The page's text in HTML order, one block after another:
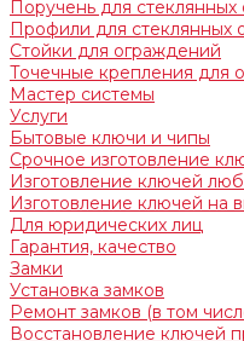
Поручень для
Профили для стеклянных
Стойки для ограждений
Точечные крепления для
Мастер системы
Услуги
Бытовые ключи и чипы
Срочное изготовление
Изготовление ключей
Изготовление ключей на
Для юридических лиц
Гарантия, качество
Замки
Установка замков
Ремонт замков (в том
Восстановление ключей